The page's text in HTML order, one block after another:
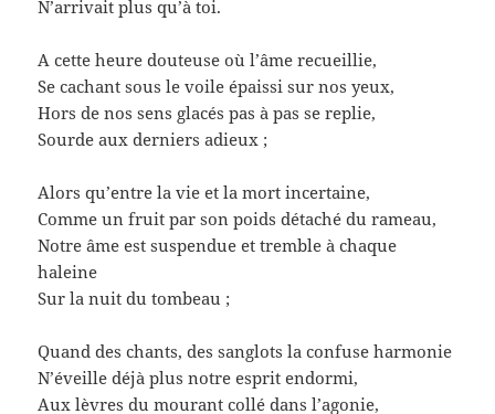
N’arrivait plus qu’à toi.
A cette heure douteuse où l’âme recueillie,
Se cachant sous le voile épaissi sur nos yeux,
Hors de nos sens glacés pas à pas se replie,
Sourde aux derniers adieux ;
Alors qu’entre la vie et la mort incertaine,
Comme un fruit par son poids détaché du rameau,
Notre âme est suspendue et tremble à chaque
haleine
Sur la nuit du tombeau ;
Quand des chants, des sanglots la confuse harmonie
N’éveille déjà plus notre esprit endormi,
Aux lèvres du mourant collé dans l’agonie,